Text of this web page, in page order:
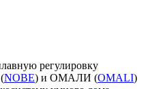
регулировку
NOBE) и ОМАЛИ (OMALI)